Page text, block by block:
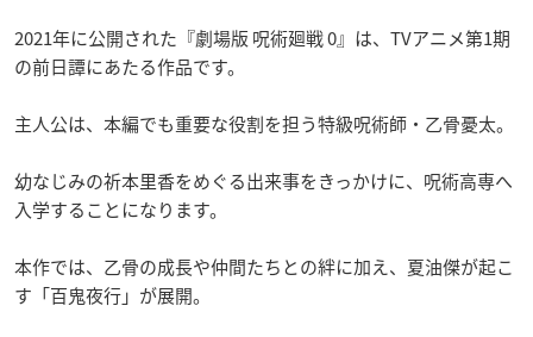
2021年に公開された『劇場版 呪術廻戦 0』は、TVアニメ第1期
の前日譚にあたる作品です。
主人公は、本編でも重要な役割を担う特級呪術師・乙骨憂太。
幼なじみの祈本里香をめぐる出来事をきっかけに、呪術高専へ
入学することになります。
本作では、乙骨の成長や仲間たちとの絆に加え、夏油傑が起こ
す「百鬼夜行」が展開。